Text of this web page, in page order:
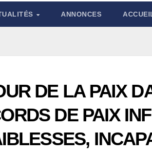
ANNONCES
DE LA PAIX
DE PAIX